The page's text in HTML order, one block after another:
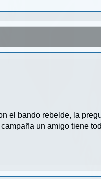
el bando rebelde, la
un amigo tiene